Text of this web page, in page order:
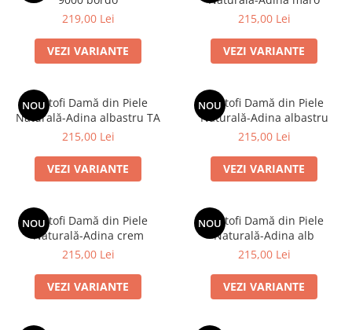
219,00 Lei
VEZI VARIANTE
215,00 Lei
VEZI VARIANTE
NOU
Pantofi Damă din Piele
Naturală-Adina albastru TA
215,00 Lei
VEZI VARIANTE
NOU
Pantofi Damă din Piele
Naturală-Adina albastru
215,00 Lei
VEZI VARIANTE
NOU
Pantofi Damă din Piele
Naturală-Adina crem
215,00 Lei
VEZI VARIANTE
NOU
Pantofi Damă din Piele
Naturală-Adina alb
215,00 Lei
VEZI VARIANTE